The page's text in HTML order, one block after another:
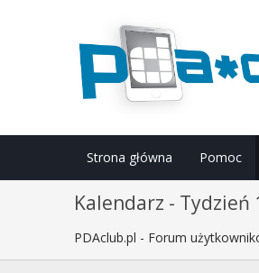
Strona główna Pomoc
Kalendarz - Tydzień
PDAclub.pl - Forum